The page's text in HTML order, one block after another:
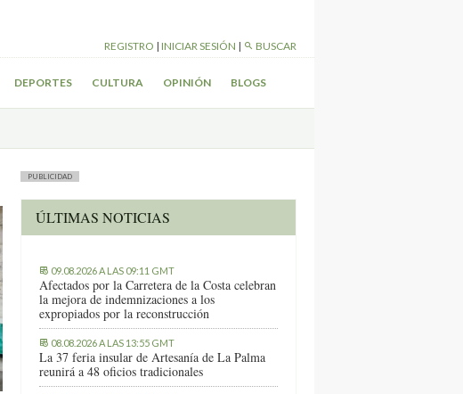
REGISTRO | INICIAR SESIÓN | BUSCAR
DEPORTES CULTURA OPINIÓN BLOGS
PUBLICIDAD
ÚLTIMAS NOTICIAS
09.08.2026 A LAS 09:11 GMT
Afectados por la Carretera de la Costa celebran
la mejora de indemnizaciones a los
expropiados por la reconstrucción
08.08.2026 A LAS 13:55 GMT
La 37 feria insular de Artesanía de La Palma
reunirá a 48 oficios tradicionales